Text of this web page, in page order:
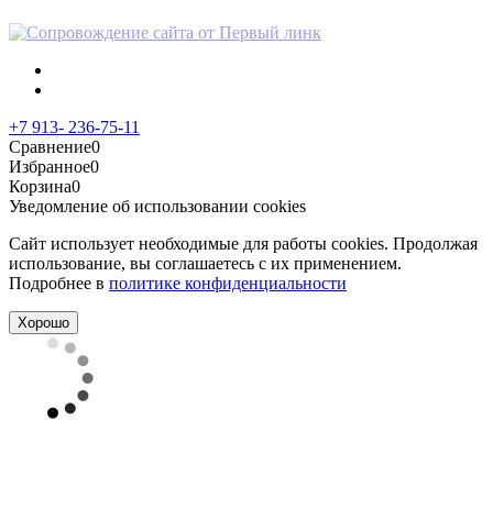
+7 913- 236-75-11
Сравнение0
Избранное0
Корзина0
Уведомление об использовании cookies
Сайт использует необходимые для работы cookies. Продолжая
использование, вы соглашаетесь с их применением.
Подробнее в политике конфиденциальности
Хорошо